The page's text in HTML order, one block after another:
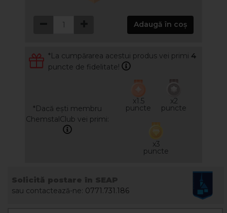
Adaugă în coș
*La cumpărarea acestui produs vei primi 4
puncte de fidelitate!
*Dacă ești membru
ChemstalClub vei primi:
x1.5
puncte
x2
puncte
x3
puncte
sau contactează-ne: 0771.731.186